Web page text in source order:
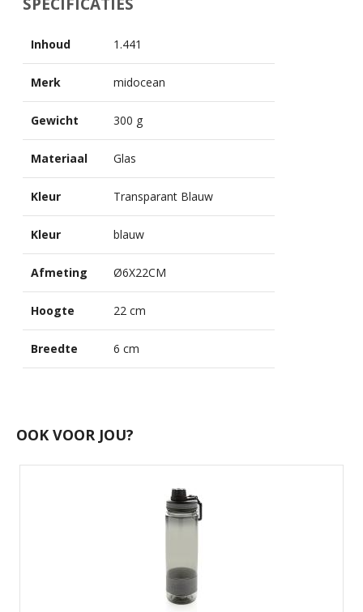
Inhoud 1.441
Merk midocean
Gewicht 300 g
Materiaal Glas
Kleur Transparant Blauw
Kleur blauw
Afmeting Ø6X22CM
Hoogte 22 cm
Breedte 6 cm
OOK VOOR JOU?